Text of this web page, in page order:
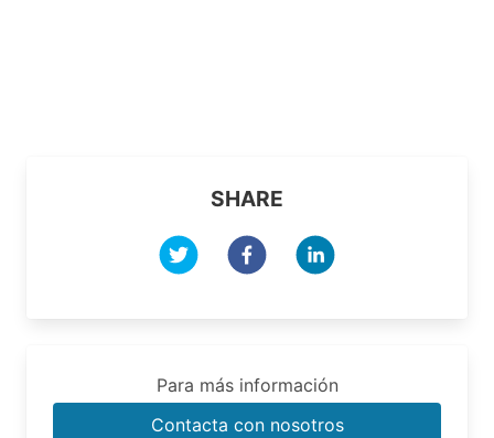
SHARE
Para más información
Contacta con nosotros